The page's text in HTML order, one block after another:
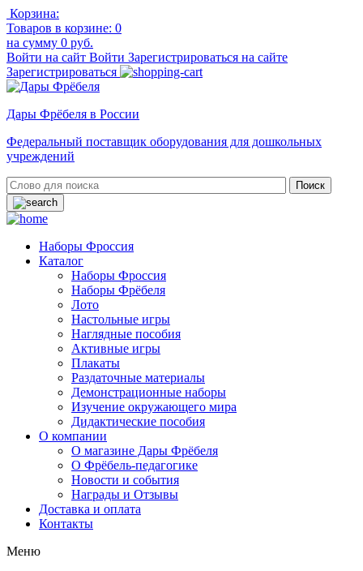
Корзина:
Товаров в корзине: 0
на сумму 0 руб.
Войти на сайт Войти Зарегистрироваться на сайте
Зарегистрироваться
Дары Фрёбеля в России
Федеральный поставщик оборудования для дошкольных
учреждений
Наборы Фроссия
Каталог
Наборы Фроссия
Наборы Фрёбеля
Лото
Настольные игры
Наглядные пособия
Активные игры
Плакаты
Раздаточные материалы
Демонстрационные наборы
Изучение окружающего мира
Дидактические пособия
О компании
О магазине Дары Фрёбеля
О Фрёбель-педагогике
Новости и события
Награды и Отзывы
Доставка и оплата
Контакты
Меню